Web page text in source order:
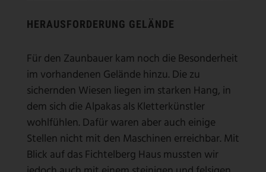
HERAUSFORDERUNG GELÄNDE
Für den Zaunbauer kam noch die Besonderheit
im vorhandenen Gelände hinzu. Die zu
sichernden Wiesen liegen im starken Hang, in
dem sich die Alpakas als Kletterkünstler
wohlfühlen. Dafür waren aber auch einige
Stellen nicht mit den Maschinen erreichbar. Mit
Blick auf das Fichtelberg Haus mussten wir